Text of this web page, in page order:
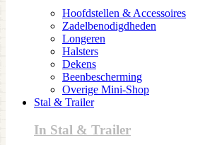
Hoofdstellen & Accessoires
Zadelbenodigdheden
Longeren
Halsters
Dekens
Beenbescherming
Overige Mini-Shop
Stal & Trailer
In Stal & Trailer